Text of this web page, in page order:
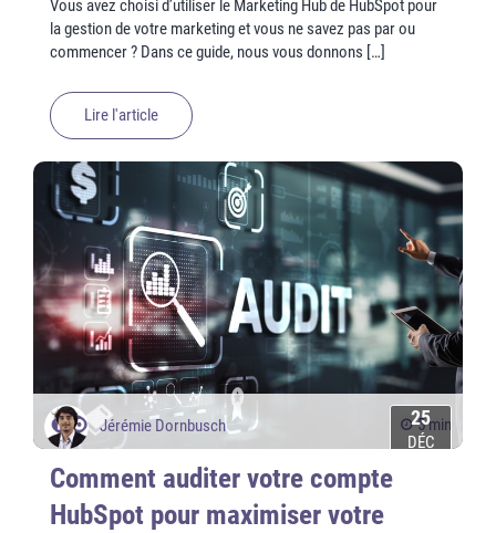
Vous avez choisi d’utiliser le Marketing Hub de HubSpot pour
la gestion de votre marketing et vous ne savez pas par ou
commencer ? Dans ce guide, nous vous donnons […]
Lire l'article
25
DÉC
Jérémie Dornbusch 5 min
Comment auditer votre compte
HubSpot pour maximiser votre